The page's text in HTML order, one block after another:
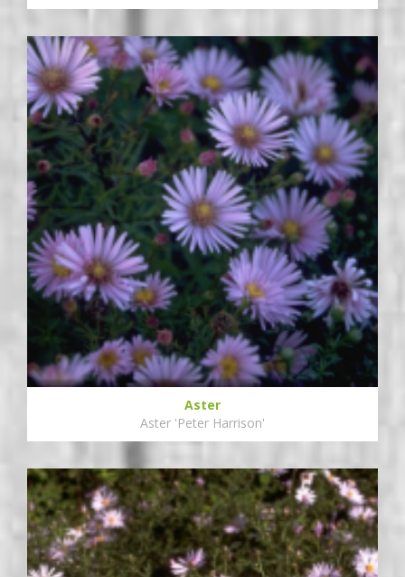
Aster
Aster 'Peter Harrison'